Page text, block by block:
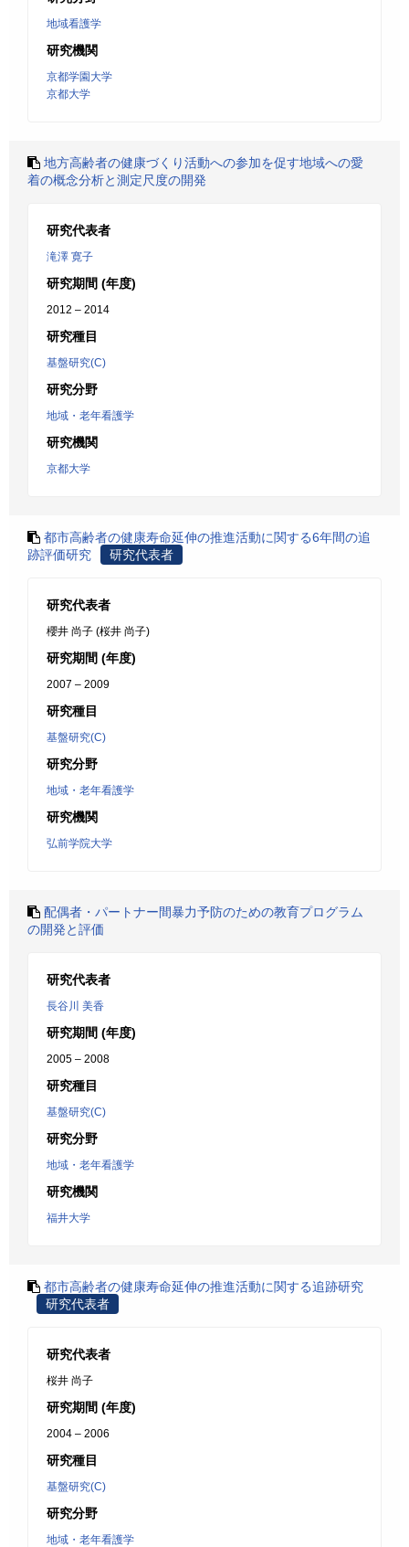
地域看護学
研究機関
京都学園大学
京都大学
地方高齢者の健康づくり活動への参加を促す地域への愛
着の概念分析と測定尺度の開発
研究代表者
滝澤 寛子
研究期間 (年度)
2012 – 2014
研究種目
基盤研究(C)
研究分野
地域・老年看護学
研究機関
京都大学
都市高齢者の健康寿命延伸の推進活動に関する6年間の追
跡評価研究
研究代表者
研究代表者
櫻井 尚子 (桜井 尚子)
研究期間 (年度)
2007 – 2009
研究種目
基盤研究(C)
研究分野
地域・老年看護学
研究機関
弘前学院大学
配偶者・パートナー間暴力予防のための教育プログラム
の開発と評価
研究代表者
長谷川 美香
研究期間 (年度)
2005 – 2008
研究種目
基盤研究(C)
研究分野
地域・老年看護学
研究機関
福井大学
都市高齢者の健康寿命延伸の推進活動に関する追跡研究
研究代表者
研究代表者
桜井 尚子
研究期間 (年度)
2004 – 2006
研究種目
基盤研究(C)
研究分野
地域・老年看護学